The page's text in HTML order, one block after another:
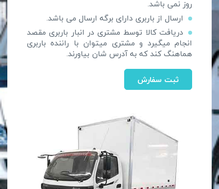
روز نمی باشد.
ارسال از باربری دارای برگه ارسال می باشد.
دریافت کالا توسط مشتری در انبار باربری مقصد
انجام میگیرد و مشتری میتوان با راننده باربری
هماهنگ کند که به آدرس شان بیاورند.
ثبت سفارش